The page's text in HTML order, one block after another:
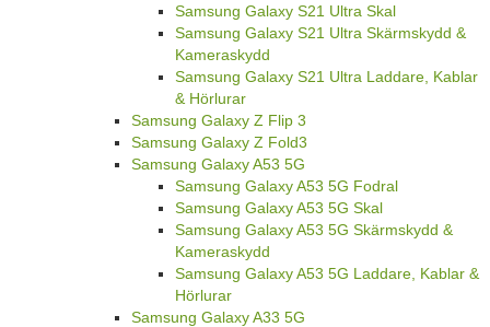
Samsung Galaxy S21 Ultra Skal
Samsung Galaxy S21 Ultra Skärmskydd &
Kameraskydd
Samsung Galaxy S21 Ultra Laddare, Kablar
& Hörlurar
Samsung Galaxy Z Flip 3
Samsung Galaxy Z Fold3
Samsung Galaxy A53 5G
Samsung Galaxy A53 5G Fodral
Samsung Galaxy A53 5G Skal
Samsung Galaxy A53 5G Skärmskydd &
Kameraskydd
Samsung Galaxy A53 5G Laddare, Kablar &
Hörlurar
Samsung Galaxy A33 5G